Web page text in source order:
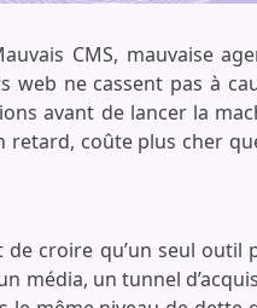
CMS, mauvaise
web ne cassent pas à
avant de lancer la
retard, coûte plus cher
de croire qu’un seul
média, un tunnel